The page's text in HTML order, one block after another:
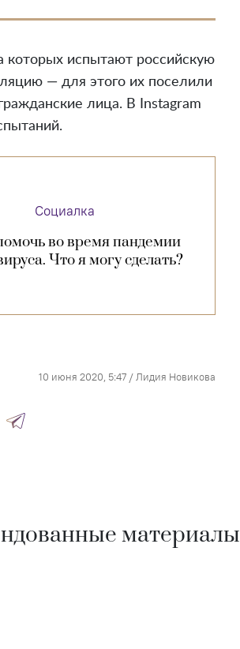
которых испытают российскую
— для этого их поселили
лица. В Instagram
Социалка
во время пандемии
Что я могу сделать?
10 июня 2020, 5:47 / Лидия Новикова
материалы